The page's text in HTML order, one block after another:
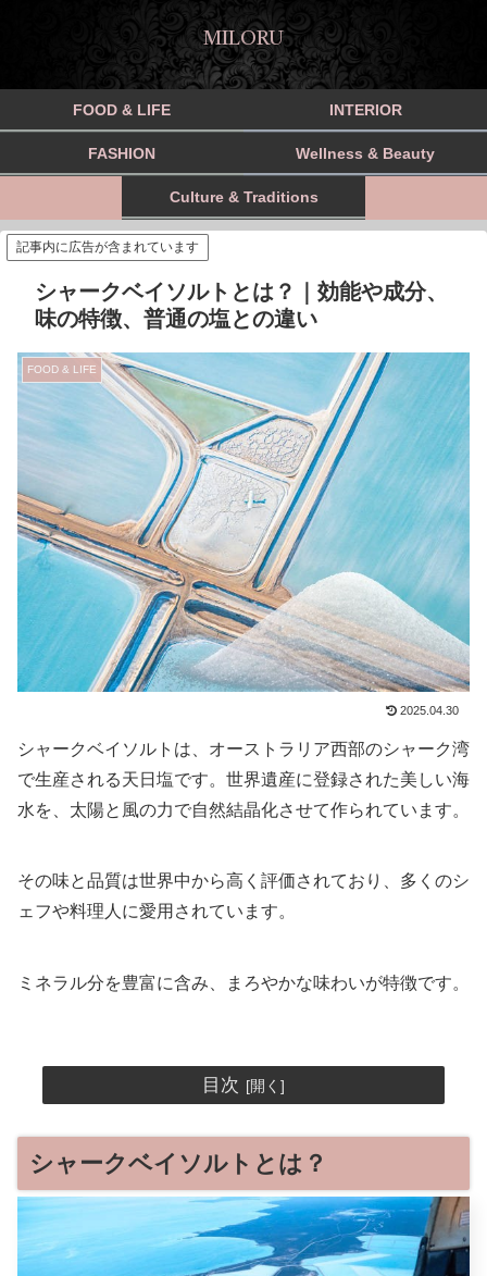
MILORU
FOOD & LIFE INTERIOR
FASHION Wellness & Beauty
Culture & Traditions
記事内に広告が含まれています
シャークベイソルトとは？｜効能や成分、
味の特徴、普通の塩との違い
FOOD & LIFE
2025.04.30
シャークベイソルトは、オーストラリア西部のシャーク湾
で生産される天日塩です。世界遺産に登録された美しい海
水を、太陽と風の力で自然結晶化させて作られています。
その味と品質は世界中から高く評価されており、多くのシ
ェフや料理人に愛用されています。
ミネラル分を豊富に含み、まろやかな味わいが特徴です。
目次
シャークベイソルトとは？